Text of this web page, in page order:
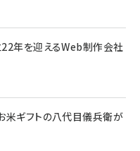
年を迎えるWeb制作会社
米ギフトの八代目儀兵衛が